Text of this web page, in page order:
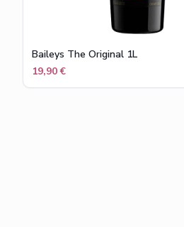
Baileys The Original 1L
19,90 €